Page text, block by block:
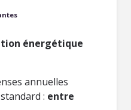
énergétique
annuelles
: entre